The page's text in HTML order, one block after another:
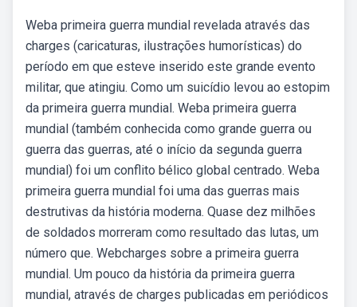
Weba primeira guerra mundial revelada através das
charges (caricaturas, ilustrações humorísticas) do
período em que esteve inserido este grande evento
militar, que atingiu. Como um suicídio levou ao estopim
da primeira guerra mundial. Weba primeira guerra
mundial (também conhecida como grande guerra ou
guerra das guerras, até o início da segunda guerra
mundial) foi um conflito bélico global centrado. Weba
primeira guerra mundial foi uma das guerras mais
destrutivas da história moderna. Quase dez milhões
de soldados morreram como resultado das lutas, um
número que. Webcharges sobre a primeira guerra
mundial. Um pouco da história da primeira guerra
mundial, através de charges publicadas em periódicos